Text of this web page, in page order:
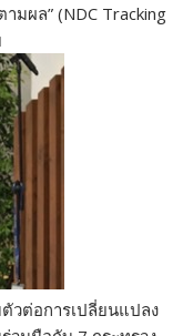
มผล” (NDC Tracking
วต่อการเปลี่ยนแปลง